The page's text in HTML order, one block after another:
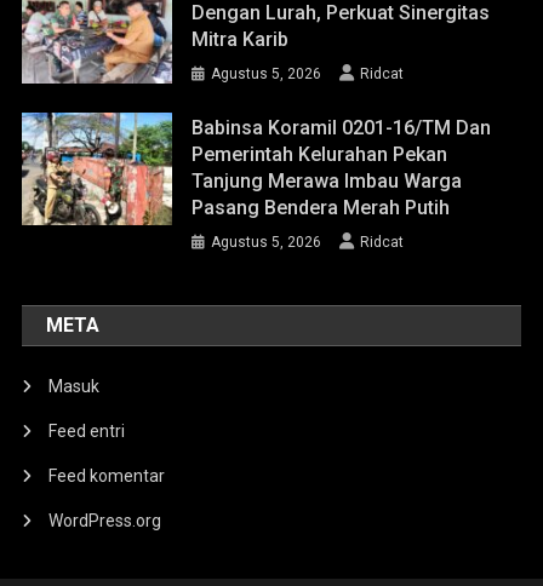
Dengan Lurah, Perkuat Sinergitas
Mitra Karib
Agustus 5, 2026 Ridcat
Babinsa Koramil 0201-16/TM Dan
Pemerintah Kelurahan Pekan
Tanjung Merawa Imbau Warga
Pasang Bendera Merah Putih
Agustus 5, 2026 Ridcat
META
Masuk
Feed entri
Feed komentar
WordPress.org